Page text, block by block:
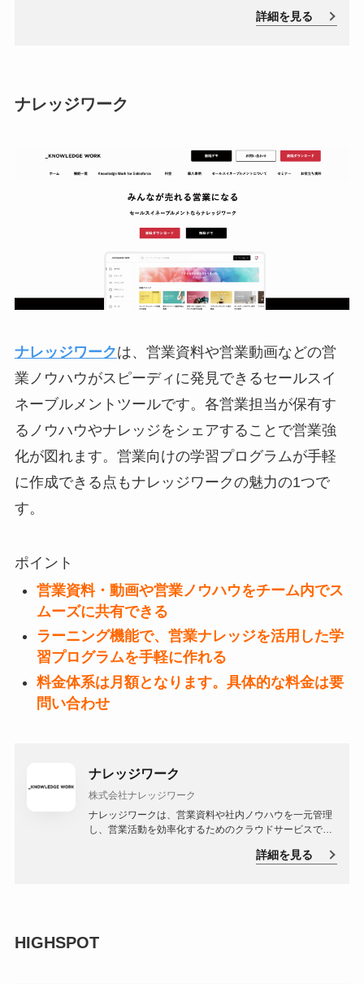
詳細を見る
ナレッジワーク
ナレッジワークは、営業資料や営業動画などの営
業ノウハウがスピーディに発見できるセールスイ
ネーブルメントツールです。各営業担当が保有す
るノウハウやナレッジをシェアすることで営業強
化が図れます。営業向けの学習プログラムが手軽
に作成できる点もナレッジワークの魅力の1つで
す。
ポイント
営業資料・動画や営業ノウハウをチーム内でス
ムーズに共有できる
ラーニング機能で、営業ナレッジを活用した学
習プログラムを手軽に作れる
料金体系は月額となります。具体的な料金は要
問い合わせ
ナレッジワーク
株式会社ナレッジワーク
ナレッジワークは、営業資料や社内ノウハウを一元管理
し、営業活動を効率化するためのクラウドサービスで
の提案や対応をスムーズに行うことが可能です。
詳細を見る
HIGHSPOT